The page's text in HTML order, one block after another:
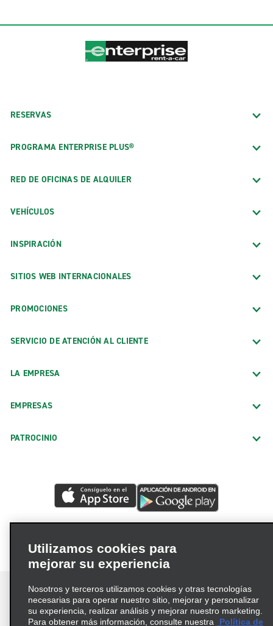
RESERVAS
PROGRAMA ENTERPRISE PLUS®
RED DE OFICINAS DE ALQUILER
VEHÍCULOS
INSPIRACIÓN
SITIOS WEB INTERNACIONALES
PROMOCIONES
SERVICIO DE ATENCIÓN AL CLIENTE
LA EMPRESA
EMPRESAS
PATROCINIO
Utilizamos cookies para
mejorar su experiencia
Nosotros y terceros utilizamos cookies y otras tecnologías
necesarias para operar nuestro sitio, mejorar y personalizar
su experiencia, realizar análisis y mejorar nuestro marketing.
Para obtener más información, consulte nuestra
Política de